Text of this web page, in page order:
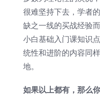
很难坚持下去，学者
缺之一线的买战经验
小白基础入门课知识
统性和进阶的内容同
地。
如果以上都有，那么